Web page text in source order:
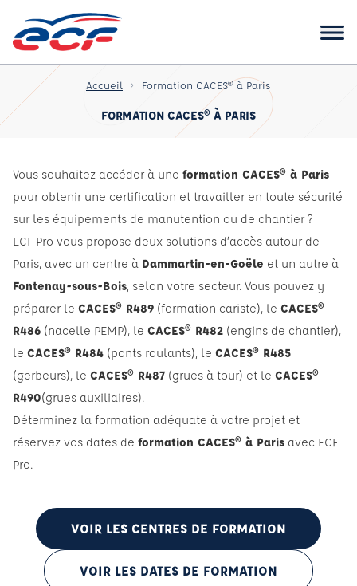
Accueil Formation CACES® à Paris
FORMATION CACES® À PARIS
Vous souhaitez accéder à une formation CACES® à Paris
pour obtenir une certification et travailler en toute sécurité
sur les équipements de manutention ou de chantier ?
ECF Pro vous propose deux solutions d’accès autour de
Paris, avec un centre à Dammartin-en-Goële et un autre à
Fontenay-sous-Bois, selon votre secteur. Vous pouvez y
préparer le CACES® R489 (formation cariste), le CACES®
R486 (nacelle PEMP), le CACES® R482 (engins de chantier),
le CACES® R484 (ponts roulants), le CACES® R485
(gerbeurs), le CACES® R487 (grues à tour) et le CACES®
R490(grues auxiliaires).
Déterminez la formation adéquate à votre projet et
réservez vos dates de formation CACES® à Paris avec ECF
Pro.
VOIR LES CENTRES DE FORMATION
VOIR LES DATES DE FORMATION